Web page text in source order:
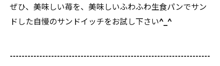
ぜひ、美味しい苺を、美味しいふわふわ生食パンでサン
ドした自慢のサンドイッチをお試し下さい^_^
--------------------------------------------------------------------